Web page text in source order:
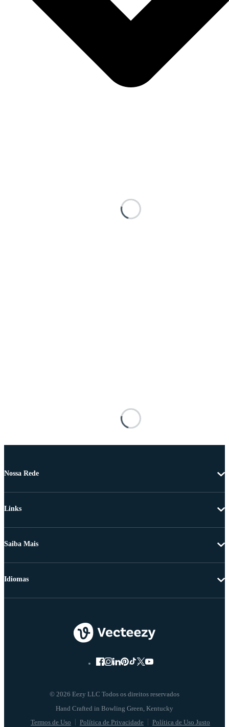
Nossa Rede
Links
Saiba Mais
© 2026 Eezy LLC Todos os direitos reservados
Termos de Uso Política de Privacidade Política de Uso Justo
Idiomas